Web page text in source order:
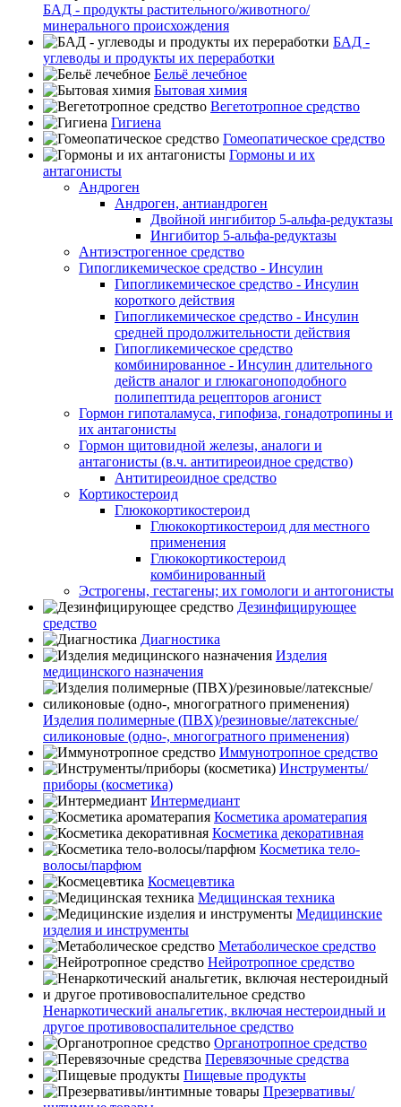
БАД - продукты растительного/животного/
минерального происхождения
БАД -
углеводы и продукты их переработки
Бельё лечебное
Бытовая химия
Вегетотропное средство
Гигиена
Гомеопатическое средство
Гормоны и их
антагонисты
Андроген
Андроген, антиандроген
Двойной ингибитор 5-альфа-редуктазы
Ингибитор 5-альфа-редуктазы
Антиэстрогенное средство
Гипогликемическое средство - Инсулин
Гипогликемическое средство - Инсулин
короткого действия
Гипогликемическое средство - Инсулин
средней продолжительности действия
Гипогликемическое средство
комбинированное - Инсулин длительного
действ аналог и глюкагоноподобного
полипептида рецепторов агонист
Гормон гипоталамуса, гипофиза, гонадотропины и
их антагонисты
Гормон щитовидной железы, аналоги и
антагонисты (в.ч. антитиреоидное средство)
Антитиреоидное средство
Кортикостероид
Глюкокортикостероид
Глюкокортикостероид для местного
применения
Глюкокортикостероид
комбинированный
Эстрогены, гестагены; их гомологи и антогонисты
Дезинфицирующее
средство
Диагностика
Изделия
медицинского назначения
Изделия полимерные (ПВХ)/резиновые/латексные/
силиконовые (одно-, многогратного применения)
Иммунотропное средство
Инструменты/
приборы (косметика)
Интермедиант
Косметика ароматерапия
Косметика декоративная
Косметика тело-
волосы/парфюм
Космецевтика
Медицинская техника
Медицинские
изделия и инструменты
Метаболическое средство
Нейротропное средство
Ненаркотический анальгетик, включая нестероидный и
другое противовоспалительное средство
Органотропное средство
Перевязочные средства
Пищевые продукты
Презервативы/